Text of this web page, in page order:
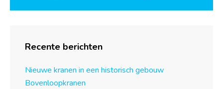
Recente berichten
Nieuwe kranen in een historisch gebouw
Bovenloopkranen